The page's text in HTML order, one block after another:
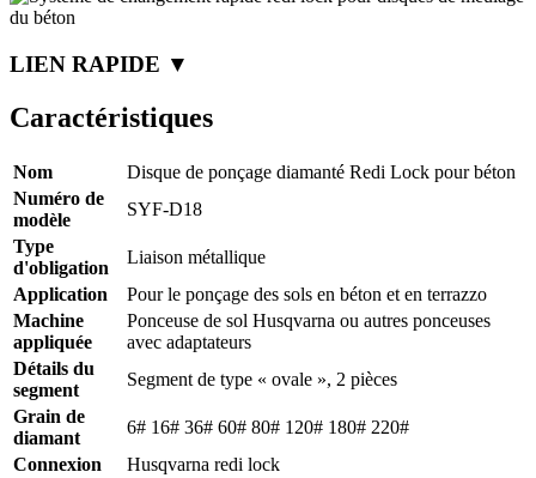
LIEN RAPIDE ▼
Caractéristiques
Nom
Disque de ponçage diamanté Redi Lock pour béton
Numéro de
modèle
SYF-D18
Type
d'obligation
Liaison métallique
Application
Pour le ponçage des sols en béton et en terrazzo
Machine
appliquée
Ponceuse de sol Husqvarna ou autres ponceuses
avec adaptateurs
Détails du
segment
Segment de type « ovale », 2 pièces
Grain de
diamant
6# 16# 36# 60# 80# 120# 180# 220#
Connexion
Husqvarna redi lock